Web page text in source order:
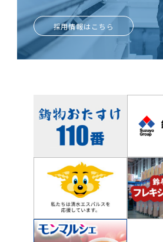
採用情報はこちら